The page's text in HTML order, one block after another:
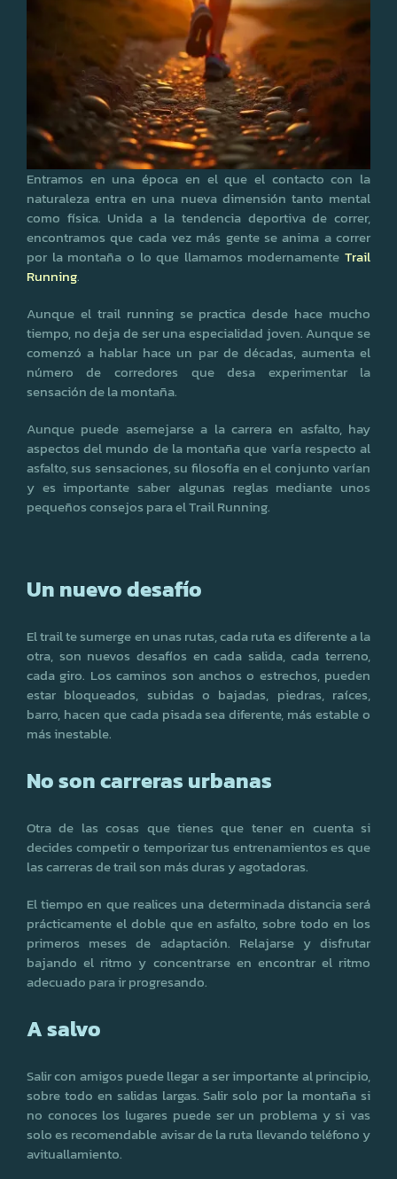
Entramos en una época en el que el contacto con la
naturaleza entra en una nueva dimensión tanto mental
como física. Unida a la tendencia deportiva de correr,
encontramos que cada vez más gente se anima a correr
por la montaña o lo que llamamos modernamenteTrail
Running.
Aunque el trail running se practica desde hace mucho
tiempo, no deja de ser una especialidad joven. Aunque se
comenzó a hablar hace un par de décadas, aumenta el
número de corredores que desa experimentar la
sensación de la montaña.
Aunque puede asemejarse a la carrera en asfalto, hay
aspectos del mundo de la montaña que varía respecto al
asfalto, sus sensaciones, su filosofía en el conjunto varían
y es importante saber algunas reglas mediante unos
pequeños consejos para el Trail Running.
Un nuevo desafío
El trail te sumerge en unas rutas, cada ruta es diferente a la
otra, son nuevos desafíos en cada salida, cada terreno,
cada giro. Los caminos son anchos o estrechos, pueden
estar bloqueados, subidas o bajadas, piedras, raíces,
barro, hacen que cada pisada sea diferente, más estable o
más inestable.
No son carreras urbanas
Otra de las cosas que tienes que tener en cuenta si
decides competir o temporizar tus entrenamientos es que
las carreras de trail son más duras y agotadoras.
El tiempo en que realices una determinada distancia será
prácticamente el doble que en asfalto, sobre todo en los
primeros meses de adaptación. Relajarse y disfrutar
bajando el ritmo y concentrarse en encontrar el ritmo
adecuado para ir progresando.
A salvo
Salir con amigos puede llegar a ser importante al principio,
sobre todo en salidas largas. Salir solo por la montaña si
no conoces los lugares puede ser un problema y si vas
solo es recomendable avisar de la ruta llevando teléfono y
avituallamiento.